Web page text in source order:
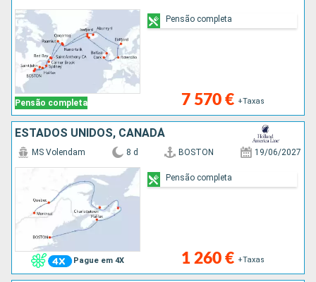
Pensão completa 7 570 € +Taxas
Pensão completa
ESTADOS UNIDOS, CANADÁ
Pague em 4X
MS Volendam 8 d BOSTON 19/06/2027
1 260 € +Taxas
Pensão completa